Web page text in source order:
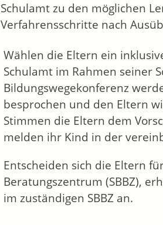
Schulamt zu den möglichen
Verfahrensschritte nach
Wählen die Eltern ein
Schulamt im Rahmen seiner
Bildungswegekonferenz
besprochen und den Eltern
Stimmen die Eltern dem
melden ihr Kind in der
Entscheiden sich die Eltern
Beratungszentrum (SBBZ),
im zuständigen SBBZ an.